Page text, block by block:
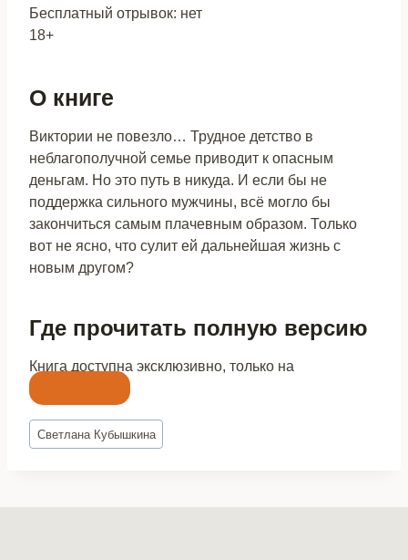
Бесплатный отрывок: нет
18+
О книге
Виктории не повезло… Трудное детство в
неблагополучной семье приводит к опасным
деньгам. Но это путь в никуда. И если бы не
поддержка сильного мужчины, всё могло бы
закончиться самым плачевным образом. Только
вот не ясно, что сулит ей дальнейшая жизнь с
новым другом?
Где прочитать полную версию
Книга доступна эксклюзивно, только на
Метки
записи:
Светлана Кубышкина